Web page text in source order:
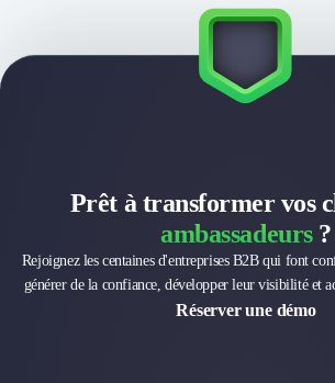
Communication
Influence Marketing
Présentations PowerPoint
Email Marketing
Data Marketing
Prêt à transformer vos
ambassadeurs?
Rejoignez les centaines d'entreprises B2B qui font
générer de la confiance, développer leur visibilité et
Réserver une démo